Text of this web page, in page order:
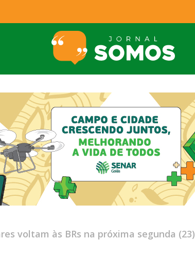
voltam às BRs na próxima segunda (23)